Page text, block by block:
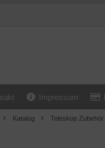
Impressum
Katalog Teleskop Zubehör